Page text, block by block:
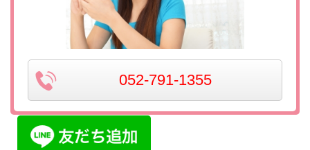
052-791-1355